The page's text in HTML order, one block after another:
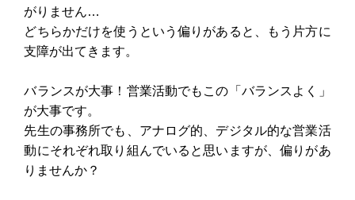
がりません…
どちらかだけを使うという偏りがあると、もう片方に
支障が出てきます。
バランスが大事！営業活動でもこの「バランスよく」
が大事です。
先生の事務所でも、アナログ的、デジタル的な営業活
動にそれぞれ取り組んでいると思いますが、偏りがあ
りませんか？